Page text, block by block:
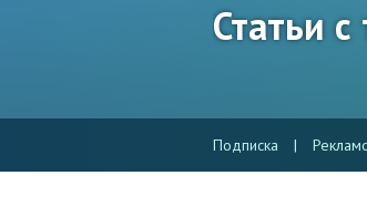
Статьи
Подписка |